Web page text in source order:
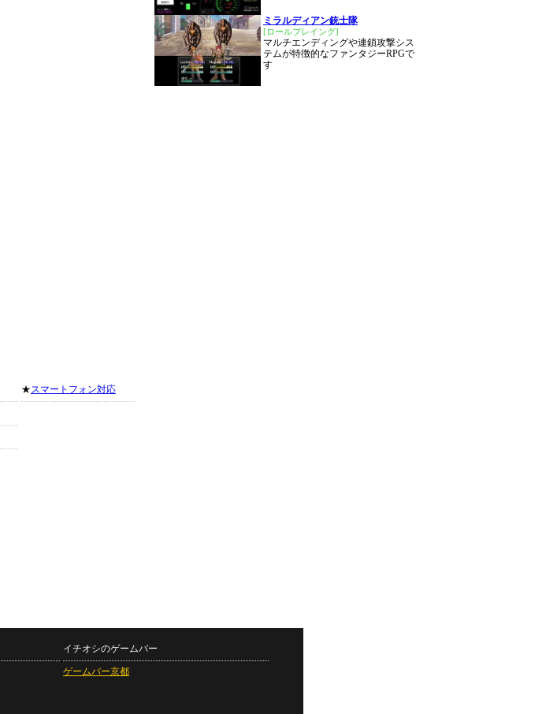
★スマートフォン対応
ミラルディアン銃士隊
[ロールプレイング]
マルチエンディングや連鎖攻撃シス
テムが特徴的なファンタジーRPGで
す
イチオシのゲームバー
ゲームバー京都